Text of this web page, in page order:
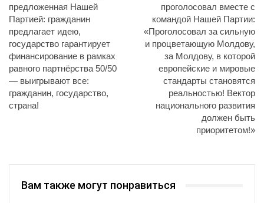
предложенная Нашей
Партией: гражданин
предлагает идею,
государство гарантирует
финансирование в рамках
равного партнёрства 50/50
— выигрывают все:
гражданин, государство,
страна!
проголосовал вместе с
командой Нашей Партии:
«Проголосовал за сильную
и процветающую Молдову,
за Молдову, в которой
европейские и мировые
стандарты становятся
реальностью! Вектор
национального развития
должен быть
приоритетом!»
Вам также могут понравиться